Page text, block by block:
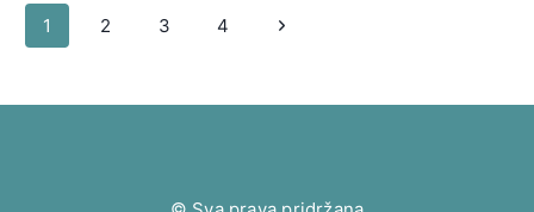
Page
navigation
1 2 3 4
Sljedeća